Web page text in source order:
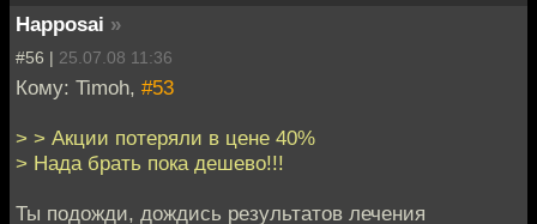
Happosai »
#56 | 25.07.08 11:36
Кому: Timoh, #53
> > Акции потеряли в цене 40%
> Нада брать пока дешево!!!
Ты подожди, дождись результатов лечения